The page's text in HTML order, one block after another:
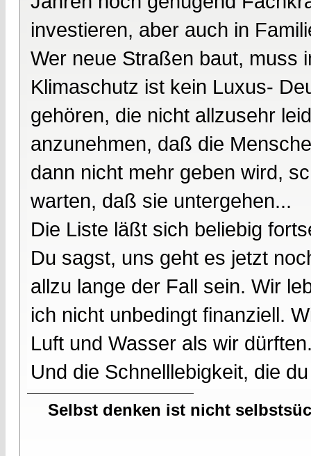
investieren, aber auch in
Wer neue Straßen baut, muss
Klimaschutz ist kein Luxus-
gehören, die nicht allzusehr
anzunehmen, daß die
dann nicht mehr geben wird,
warten, daß sie untergehen...
Die Liste läßt sich beliebig
Du sagst, uns geht es jetzt
allzu lange der Fall sein. Wir
ich nicht unbedingt finanziell.
Luft und Wasser als wir
Und die Schnelllebigkeit, die
Selbst denken ist nicht